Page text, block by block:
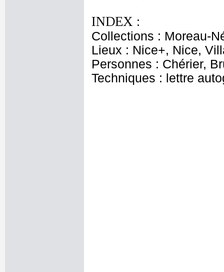
INDEX :
Collections : Moreau-
Lieux : Nice+, Nice,
Personnes : Chérier,
Techniques : lettre